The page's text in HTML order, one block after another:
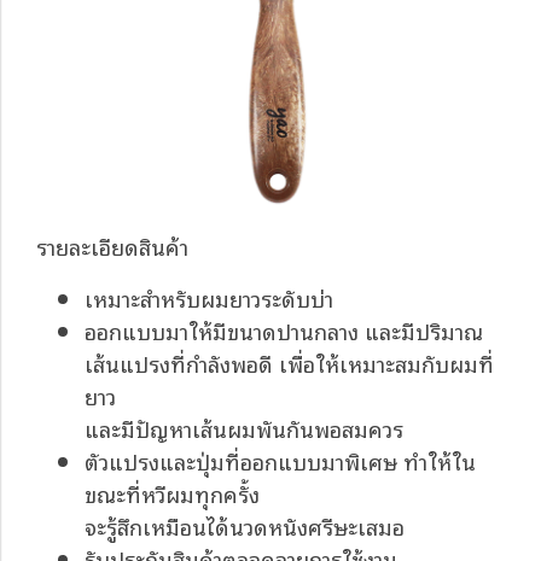
รายละเอียดสินค้า
เหมาะสำหรับผมยาวระดับบ่า
ออกแบบมาให้มีขนาดปานกลาง และมีปริมาณ
เส้นแปรงที่กำลังพอดี เพื่อให้เหมาะสมกับผมที่
ยาว
และมีปัญหาเส้นผมพันกันพอสมควร
ตัวแปรงและปุ่มที่ออกแบบมาพิเศษ ทำให้ใน
ขณะที่หวีผมทุกครั้ง
จะรู้สึกเหมือนได้นวดหนังศรีษะเสมอ